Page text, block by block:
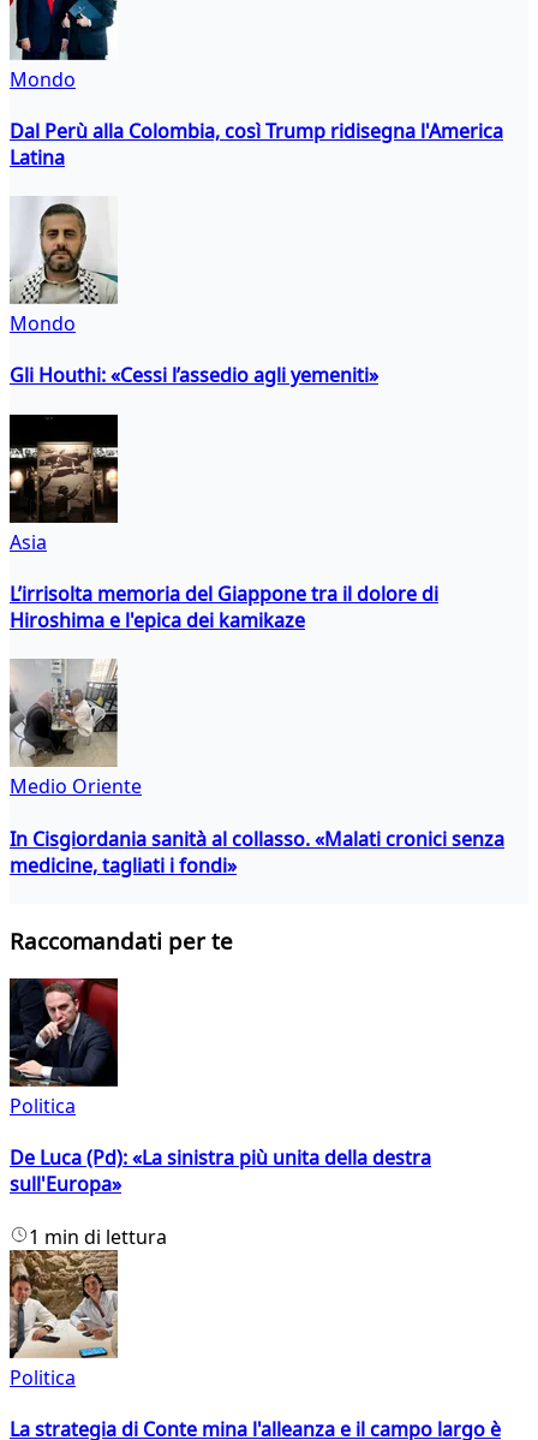
Mondo
Dal Perù alla Colombia, così Trump ridisegna l'America
Latina
Mondo
Gli Houthi: «Cessi l’assedio agli yemeniti»
Asia
L’irrisolta memoria del Giappone tra il dolore di
Hiroshima e l'epica dei kamikaze
Medio Oriente
In Cisgiordania sanità al collasso. «Malati cronici senza
medicine, tagliati i fondi»
Raccomandati per te
Politica
De Luca (Pd): «La sinistra più unita della destra
sull'Europa»
1 min di lettura
Politica
La strategia di Conte mina l'alleanza e il campo largo è